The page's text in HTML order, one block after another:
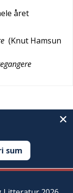
året
(Knut Hamsun
sum